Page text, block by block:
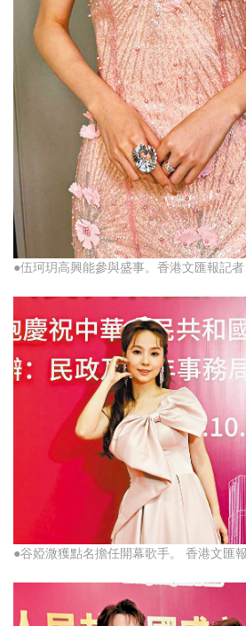
●伍珂玥高興能參與盛事。香港文匯報記
●谷婭溦獲點名擔任開幕歌手。 香港文匯